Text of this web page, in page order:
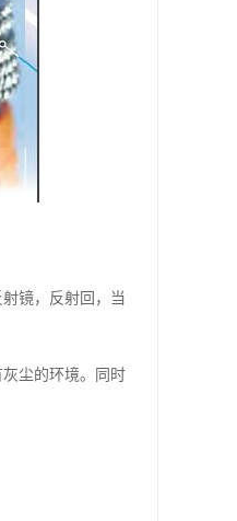
镜，反射回，当
尘的环境。同时